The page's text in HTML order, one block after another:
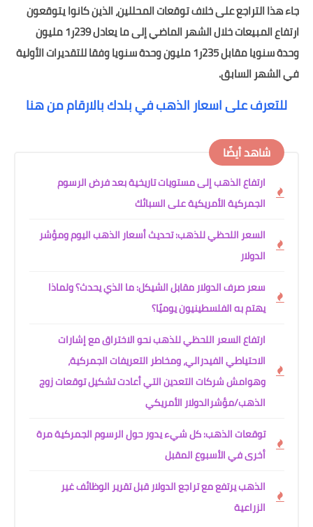
جاء هذا التراجع على خلاف توقعات المحللين، الذين كانوا يتوقعون
ارتفاع المبيعات خلال الشهر الماضي إلى ما يعادل 239ر1 مليون
وحدة سنويا مقابل 235ر1 مليون وحدة سنويا وفقا للتقديرات الأولية
في الشهر السابق.
للتعرف على اسعار الذهب في بلدك بالارقام من هنا
شاهد أيضًا
ارتفاع الذهب إلى مستويات تاريخية بعد فرض الرسوم
الجمركية الأمريكية على السبائك
السعر اللحظي للذهب: تحديث أسعار الذهب اليوم ومؤشر
الدولار
سعر صرف الدولار مقابل الشيكل: ما الذي يحدث؟ ولماذا
يهتم به الفلسطينيون يوميًا؟
ارتفاع السعر اللحظي للذهب نحو الاختراق مع إشارات
الاحتياطي الفيدرالي، ومخاطر التعريفات الجمركية،
وهوامش شركات التعدين التي أعادت تشكيل توقعات زوج
الذهب/مؤشرالدولار الأمريكي
توقعات الذهب: كل شيء يدور حول الرسوم الجمركية مرة
أخرى في الأسبوع المقبل
الذهب يرتفع مع تراجع الدولار قبل تقرير الوظائف غير
الزراعية